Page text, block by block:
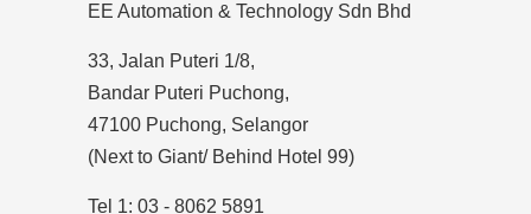
EE Automation & Technology Sdn Bhd
33, Jalan Puteri 1/8,
Bandar Puteri Puchong,
47100 Puchong, Selangor
(Next to Giant/ Behind Hotel 99)
Tel 1: 03 - 8062 5891